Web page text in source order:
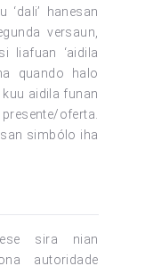
‘dali’ hanesan
versaun,
liafuan ‘aidila
quando halo
aidila funan
oferta.
simbólo iha
sira nian
autoridade